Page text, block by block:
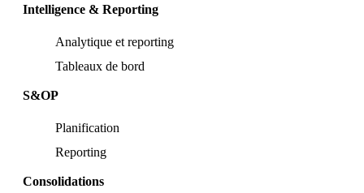
Intelligence & Reporting
Analytique et reporting
Tableaux de bord
S&OP
Planification
Reporting
Consolidations